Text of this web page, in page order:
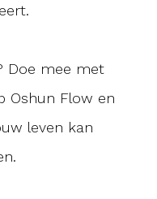
Doe mee met
Oshun Flow en
leven kan